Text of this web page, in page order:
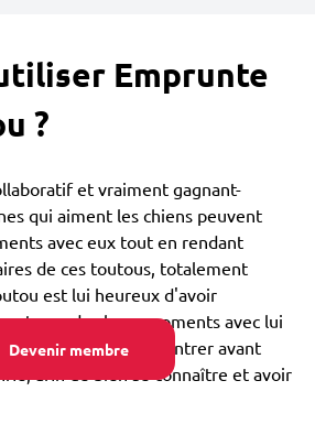
Devenir membre
Emprunte
?
et vraiment gagnant-
qui aiment les chiens peuvent
avec eux tout en rendant
de ces toutous, totalement
est lui heureux d'avoir
des bons moments avec lui
pouvez vous rencontrer avant
afin de bien se connaître et avoir